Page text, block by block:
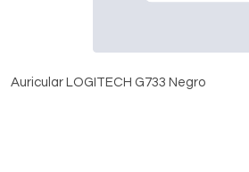
Auricular LOGITECH G733 Negro